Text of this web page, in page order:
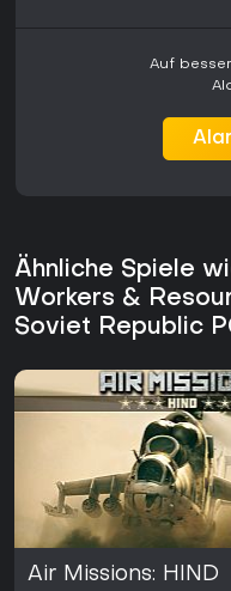
Auf
Ähnliche Spiele
Workers &
Soviet Republic
Air Missions: HIND